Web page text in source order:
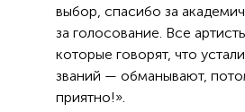
выбор, спасибо за
за голосование. Все
которые говорят, что
званий — обманывают,
приятно!».